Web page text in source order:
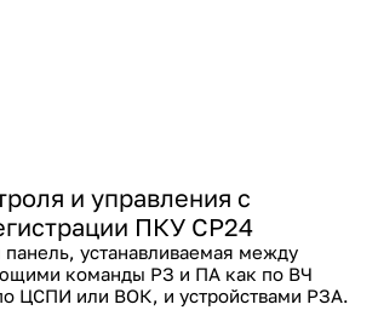
и управления с
ПКУ СР24
устанавливаемая между
команды РЗ и ПА как по ВЧ
ЦСПИ или ВОК, и устройствами РЗА.